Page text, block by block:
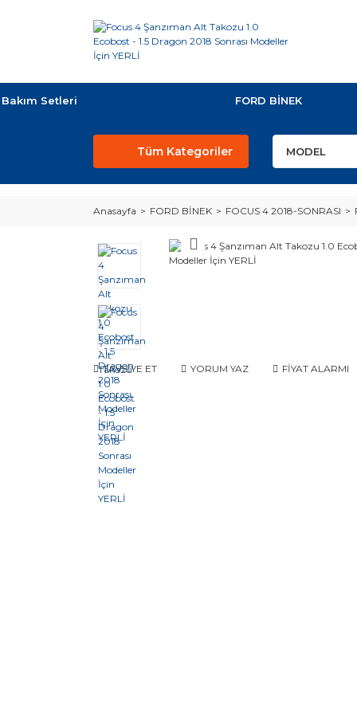
Bakım Setleri FORD BİNEK
Tüm Kategoriler
Anasayfa FORD BİNEK FOCUS 4 2018-SONRASI
TAVSİYE ET YORUM YAZ FİYAT ALARMI